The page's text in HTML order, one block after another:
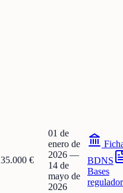
35.000 €
01 de
enero de
2026 —
14 de
mayo de
2026
BDNS
Bases